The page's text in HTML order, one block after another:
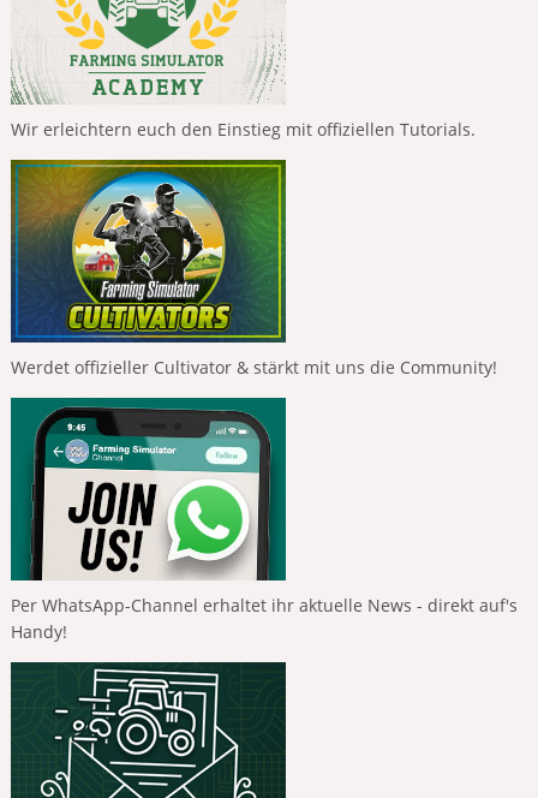
Wir erleichtern euch den Einstieg mit offiziellen Tutorials.
Werdet offizieller Cultivator & stärkt mit uns die Community!
Per WhatsApp-Channel erhaltet ihr aktuelle News - direkt auf's
Handy!